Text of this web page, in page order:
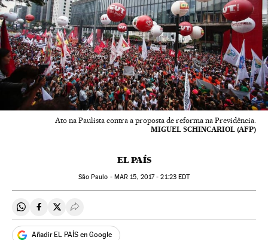
Ato na Paulista contra a proposta de reforma na Previdência.
MIGUEL SCHINCARIOL (AFP)
EL PAÍS
São Paulo - MAR 15, 2017 - 21:23EDT
Compartir en Whatsapp
Compartir en Facebook
Compartir en Twitter
Desplegar Redes Sociales
Añadir EL PAÍS en Google